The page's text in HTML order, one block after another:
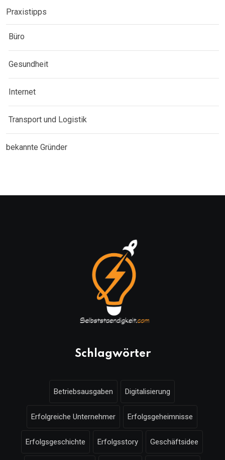
Praxistipps
Büro
Gesundheit
Internet
Transport und Logistik
bekannte Gründer
Schlagwörter
Betriebsausgaben Digitalisierung
Erfolgreiche Unternehmer Erfolgsgeheimnisse
Erfolgsgeschichte Erfolgsstory Geschäftsidee